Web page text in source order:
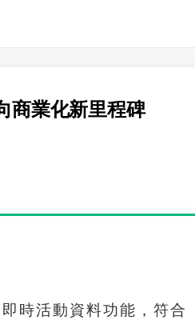
商業化新里程碑
時活動資料功能，符合